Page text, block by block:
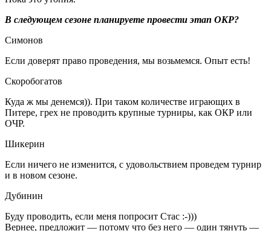
В следующем сезоне планируете провести этап ОКР?
Симонов
Если доверят право проведения, мы возьмемся. Опыт есть!
Скоробогатов
Куда ж мы денемся)). При таком количестве играющих в
Питере, грех не проводить крупные турниры, как ОКР или
ОЧР.
Шикерин
Если ничего не изменится, с удовольствием проведем турнир
и в новом сезоне.
Дубинин
Буду проводить, если меня попросит Стас :-)))
Вернее, предложит — потому что без него — один тянуть —